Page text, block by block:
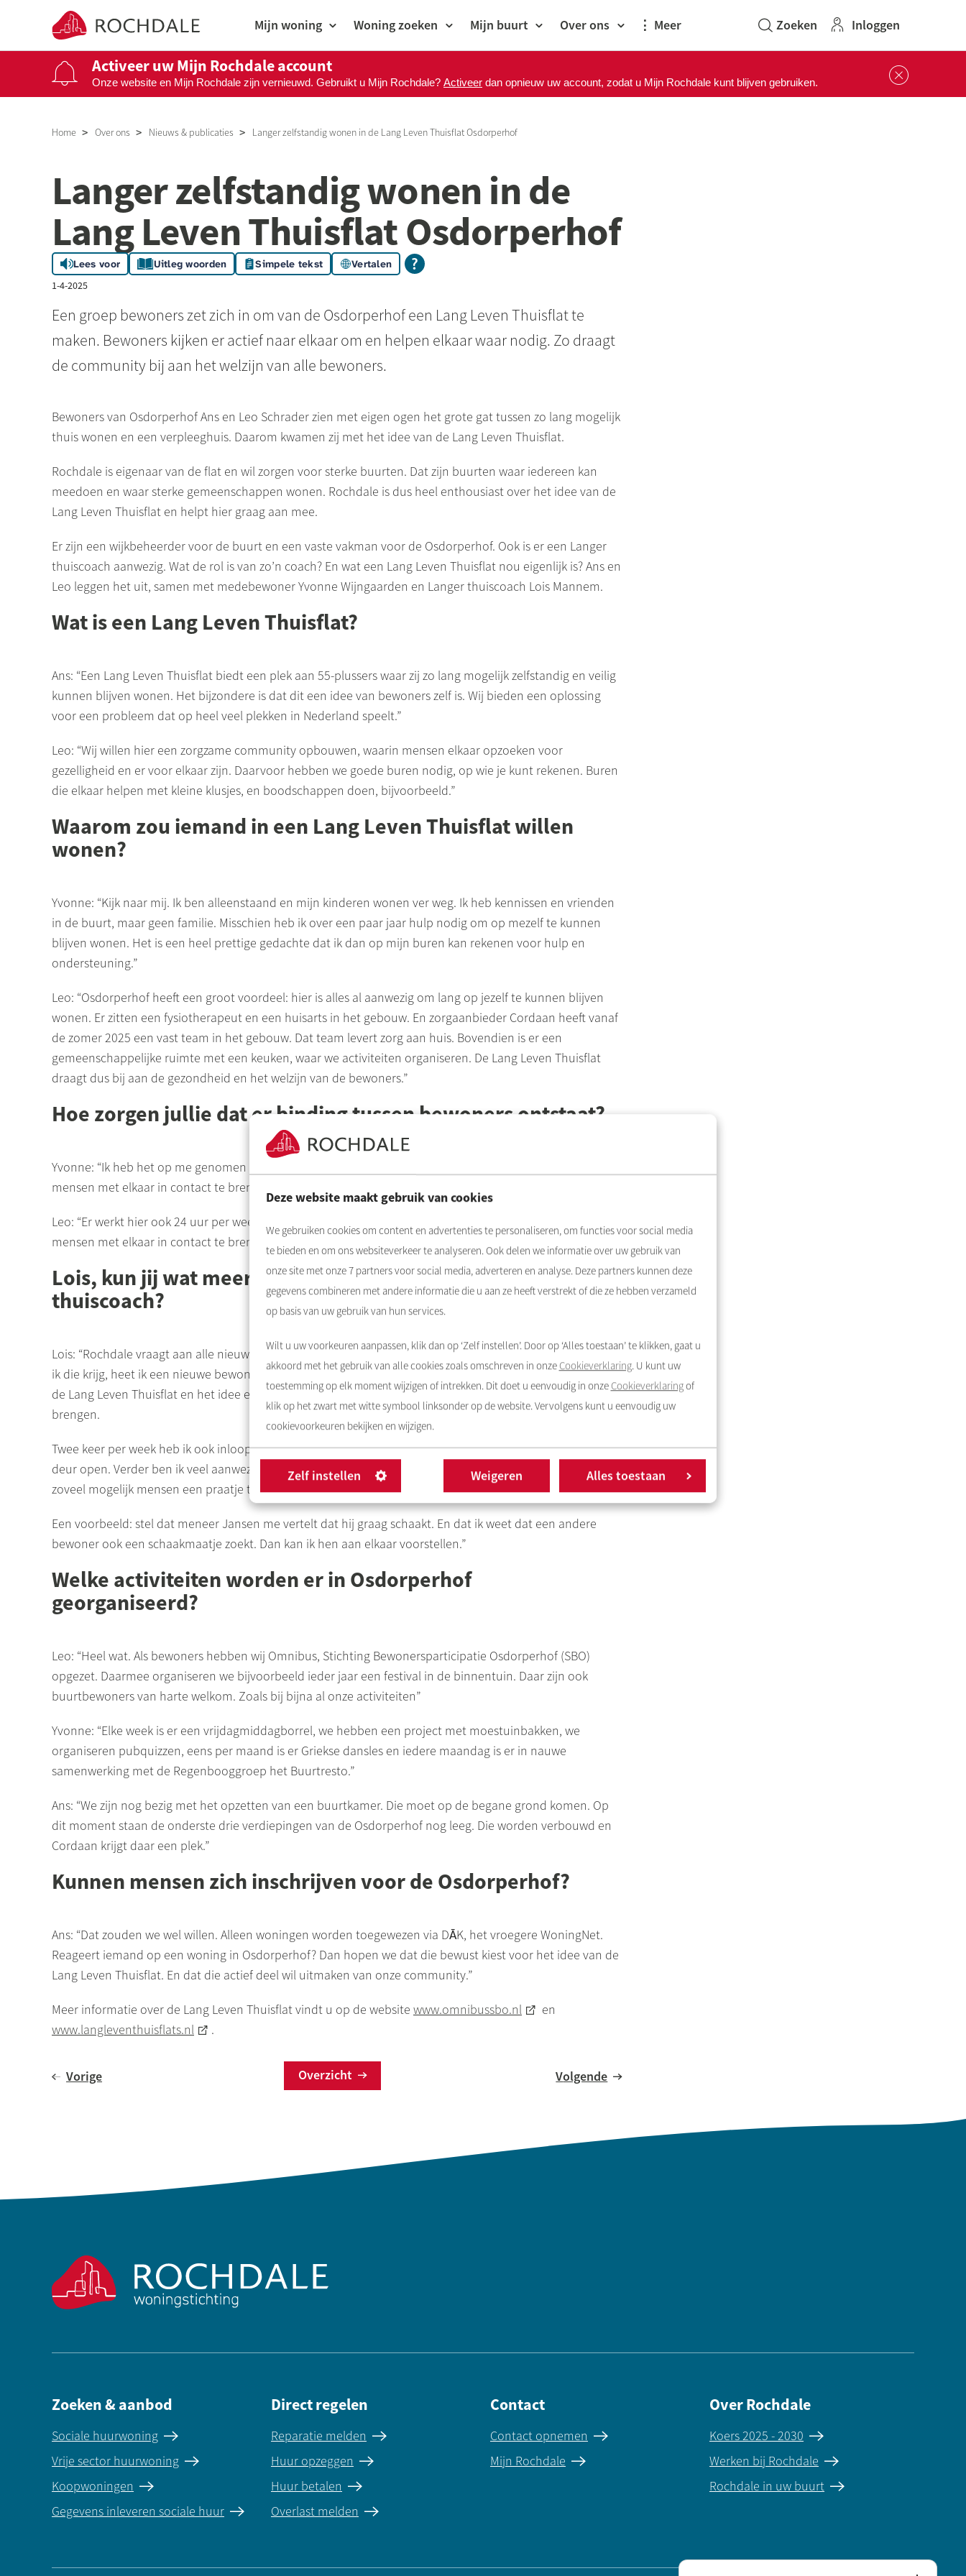
Deze website maakt gebruik van cookies
We gebruiken cookies om content en advertenties te personaliseren, om functies voor social media
te bieden en om ons websiteverkeer te analyseren. Ook delen we informatie over uw gebruik van
onze site met onze7 partners voor social media, adverteren en analyse. Deze partners kunnen deze
gegevens combineren met andere informatie die u aan ze heeft verstrekt of die ze hebben verzameld
op basis van uw gebruik van hun services.
Wilt u uw voorkeuren aanpassen, klik dan op ‘Zelf instellen’. Door op ‘Alles toestaan’ te klikken, gaat u
akkoord met het gebruik van alle cookies zoals omschreven in onze Cookieverklaring. U kunt uw
toestemming op elk moment wijzigen of intrekken. Dit doet u eenvoudig in onze Cookieverklaringof
klik op het zwart met witte symbool linksonder op de website. Vervolgens kunt u eenvoudig uw
cookievoorkeuren bekijken en wijzigen.
Zelf instellen Weigeren Alles toestaan
Naar de homepage Mijn woning Woning zoeken Mijn buurt Over ons Meer Inloggen
Activeer uw Mijn Rochdale account
Onze website en Mijn Rochdale zijn vernieuwd. Gebruikt u Mijn Rochdale? Activeer dan opnieuw uw account, zodat u Mijn Rochdale kunt blijven gebruiken.
Home Over ons Nieuws & publicaties Langer zelfstandig wonen in de Lang Leven Thuisflat Osdorperhof
Langer zelfstandig wonen in de
Lang Leven Thuisflat Osdorperhof
Lees voor Uitleg woorden Simpele tekst
Vertalen
1-4-2025
Een groep bewoners zet zich in om van de Osdorperhofeen Lang Leven Thuisflat te
maken. Bewoners kijken er actief naar elkaar om en helpen elkaar waar nodig. Zo draagt
de community bij aan het welzijn van alle bewoners.
Bewoners van OsdorperhofAns en Leo Schrader zien met eigen ogen het grote gat tussen zo lang mogelijk
thuis wonen en een verpleeghuis. Daarom kwamen zij met het idee van de Lang Leven Thuisflat.
Rochdale is eigenaar van de flat en wil zorgen voor sterke buurten. Dat zijn buurten waar iedereen kan
meedoen en waar sterke gemeenschappen wonen. Rochdale is dus heel enthousiast over het idee van de
Lang Leven Thuisflat en helpt hier graag aan mee.
Er zijn een wijkbeheerder voor de buurt en een vaste vakman voor de Osdorperhof. Ook is er een Langer
thuiscoach aanwezig. Wat de rol is van zo’n coach? En wat een Lang Leven Thuisflat nou eigenlijk is? Ans en
Leo leggen het uit, samen met medebewoner Yvonne Wijngaarden en Langer thuiscoach Lois Mannem.
Wat is een Lang Leven Thuisflat?
Ans: “Een Lang Leven Thuisflat biedt een plek aan 55-plussers waar zij zo lang mogelijk zelfstandig en veilig
kunnen blijven wonen. Het bijzondere is dat dit een idee van bewoners zelf is. Wij bieden een oplossing
voor een probleem dat op heel veel plekken in Nederland speelt.”
Leo: “Wij willen hier een zorgzame community opbouwen, waarin mensen elkaar opzoeken voor
gezelligheid en er voor elkaar zijn. Daarvoor hebben we goede buren nodig, op wie je kunt rekenen. Buren
die elkaar helpen met kleine klusjes, en boodschappen doen, bijvoorbeeld.”
Waarom zou iemand in een Lang Leven Thuisflat willen
wonen?
Yvonne: “Kijk naar mij. Ik ben alleenstaand en mijn kinderen wonen ver weg. Ik heb kennissen en vrienden
in de buurt, maar geen familie. Misschien heb ik over een paar jaar hulp nodig om op mezelf te kunnen
blijven wonen. Het is een heel prettige gedachte dat ik dan op mijn buren kan rekenen voor hulp en
ondersteuning.”
Leo: “Osdorperhof heeft een groot voordeel: hier is alles al aanwezig om lang op jezelf te kunnen blijven
wonen. Er zitten een fysiotherapeut en een huisarts in het gebouw. En zorgaanbieder Cordaan heeft vanaf
de zomer 2025 een vast team in het gebouw. Dat team levert zorg aan huis. Bovendien is er een
gemeenschappelijke ruimte met een keuken, waar we activiteiten organiseren. De Lang Leven Thuisflat
draagt dus bij aan de gezondheid en het welzijn van de bewoners.”
Hoe zorgen jullie dat er binding tussen bewoners ontstaat?
Yvonne: “Ik heb het op me genomen om bewoners samen te brengen. Door activiteiten te organiseren en
mensen met elkaar in contact te brengen.”
Leo: “Er werkt hier ook 24 uur per week een onafhankelijke Langer thuiscoach, Lois. Zij is hier ook om
mensen met elkaar in contact te brengen en zo mee te helpen aan een hechte community.”
Lois, kun jij wat meer vertellen over je rol als Langer
thuiscoach?
Lois: “Rochdale vraagt aan alle nieuwe bewoners of het hun contactgegevens aan mij mag doorgeven. Als
ik die krijg, heet ik een nieuwe bewoner welkom. Dan ga ik langs met een bosje bloemen en vertel ik over
de Lang Leven Thuisflat en het idee erachter. Ook leg ik uit dat ik bewoners met elkaar in contact kan
brengen.
Twee keer per week heb ik ook inloopspreekuur. Dan zit ik op de begane grond in een kantoortje, met de
deur open. Verder ben ik veel aanwezig in deOsdorperhof
, zodat mensen me leren kennen. Ik probeer met
zoveel mogelijk mensen een praatje te maken. Ik maak dan duidelijk dat ik er voor hen ben.
Een voorbeeld: stel dat meneer Jansen me vertelt dat hij graag schaakt. En dat ik weet dat een andere
bewoner ook een schaakmaatje zoekt. Dan kan ik hen aan elkaar voorstellen.”
Welke activiteiten worden er in Osdorperhof
georganiseerd?
Leo: “Heel wat. Als bewoners hebben wij Omnibus, Stichting Bewonersparticipatie Osdorperhof (SBO)
opgezet. Daarmee organiseren we bijvoorbeeld ieder jaar een festival in de binnentuin. Daar zijn ook
buurtbewoners van harte welkom. Zoals bij bijna al onze activiteiten”
Yvonne: “Elke week is er een vrijdagmiddagborrel, we hebben een project met moestuinbakken, we
organiseren pubquizzen, eens per maand is er Griekse dansles en iedere maandag is er in nauwe
samenwerking met de Regenbooggroep het Buurtresto.”
Ans: “We zijn nog bezig met het opzetten van een buurtkamer. Die moet op de begane grond komen. Op
dit moment staan de onderste drie verdiepingen van de Osdorperhof nog leeg. Die worden verbouwd en
Cordaan krijgt daar een plek.”
Kunnen mensen zich inschrijven voor de Osdorperhof?
Ans: “Dat zouden we wel willen. Alleen woningen worden toegewezen via DĀK, het vroegere WoningNet.
Reageert iemand op een woning in Osdorperhof? Dan hopen we dat die bewust kiest voor het idee van de
Lang Leven Thuisflat. En dat die actief deel wil uitmaken van onze community.”
Meer informatie over de Lang Leven Thuisflat vindt u op de website www.omnibussbo.nl
en
www.langleventhuisflats.nl
.
Volgende
Overzicht
Vorige
Zoeken & aanbod
Sociale huurwoning
Vrije sector huurwoning
Koopwoningen
Gegevens inleveren sociale huur
Direct regelen
Reparatie melden
Huur opzeggen
Huur betalen
Overlast melden
Contact
Contact opnemen
Mijn Rochdale
Over Rochdale
Koers 2025 - 2030
Werken bij Rochdale
Rochdale in uw buurt